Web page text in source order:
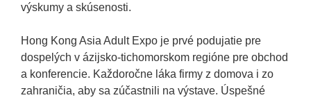
výskumy a skúsenosti.
Hong Kong Asia Adult Expo je prvé podujatie pre
dospelých v ázijsko-tichomorskom regióne pre obchod
a konferencie. Každoročne láka firmy z domova i zo
zahraničia, aby sa zúčastnili na výstave. Úspešné